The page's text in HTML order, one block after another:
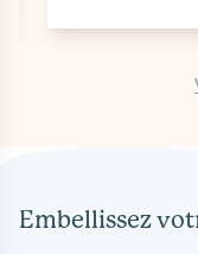
Embellissez